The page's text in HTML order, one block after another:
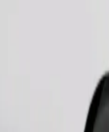
إلى حامل، ويجب حماية المقاعد